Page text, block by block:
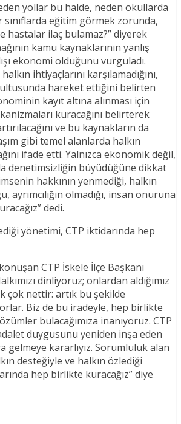
yollar bu halde, neden okullarda
eğitim görmek zorunda,
hastalar ilaç bulamaz?” diyerek
kamu kaynaklarının yanlış
ekonomi olduğunu vurguladı.
ihtiyaçlarını karşılamadığını,
hareket ettiğini belirten
kayıt altına alınması için
kuracağını belirterek
ve bu kaynakların da
gibi temel alanlarda halkın
ifade etti. Yalnızca ekonomik değil,
denetimsizliğin büyüdüğüne dikkat
hakkının yenmediği, halkın
ayrımcılığın olmadığı, insan onuruna
dedi.
yönetimi, CTP iktidarında hep
CTP İskele İlçe Başkanı
dinliyoruz; onlardan aldığımız
çok nettir: artık bu şekilde
Biz de bu iradeyle, hep birlikte
bulacağımıza inanıyoruz. CTP
duygusunu yeniden inşa eden
gelmeye kararlıyız. Sorumluluk alan
desteğiyle ve halkın özlediği
hep birlikte kuracağız” diye